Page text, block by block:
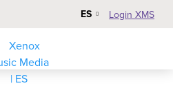
ES Login XMS